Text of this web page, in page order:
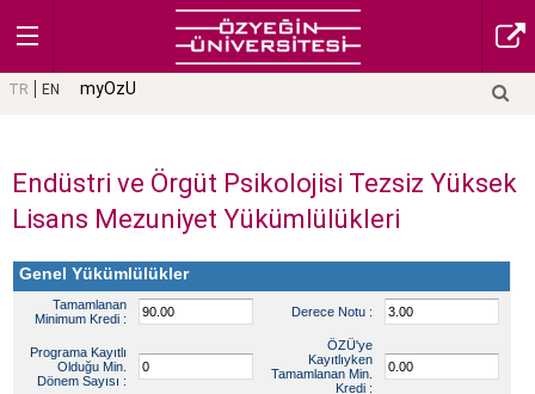
TR EN myOzU
Endüstri ve Örgüt Psikolojisi Tezsiz Yüksek
Lisans Mezuniyet Yükümlülükleri